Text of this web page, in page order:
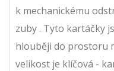
k mechanickému
zuby. Tyto kartáčky
hlouběji do prostoru
velikost je klíčová -